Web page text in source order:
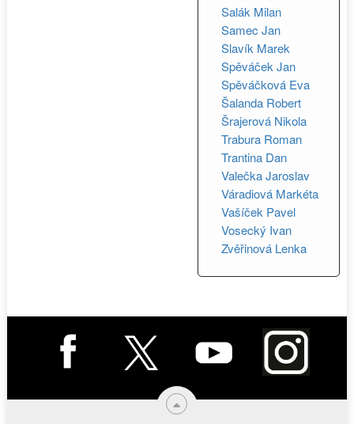
Salák Milan
Samec Jan
Slavík Marek
Spěváček Jan
Spěváčková Eva
Šalanda Robert
Šrajerová Nikola
Trabura Roman
Trantina Dan
Valečka Jaroslav
Váradiová Markéta
Vašíček Pavel
Vosecký Ivan
Zvěřinová Lenka